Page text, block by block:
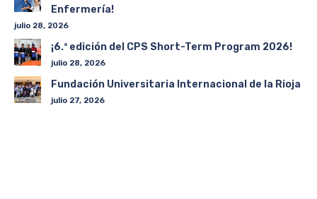
Enfermería!
julio 28, 2026
¡6.ª edición del CPS Short-Term Program 2026!
julio 28, 2026
Fundación Universitaria Internacional de la Rioja
julio 27, 2026